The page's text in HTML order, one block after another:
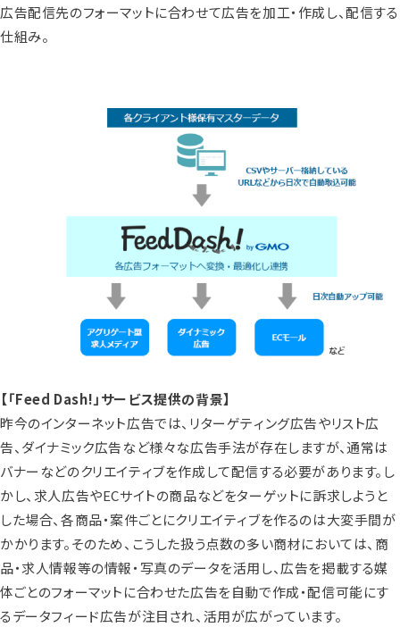
広告配信先のフォーマットに合わせて広告を加工・作成し、配信する
仕組み。
【「Feed Dash!」サービス提供の背景】
昨今のインターネット広告では、リターゲティング広告やリスト広
告、ダイナミック広告など様々な広告手法が存在しますが、通常は
バナーなどのクリエイティブを作成して配信する必要があります。し
かし、求人広告やECサイトの商品などをターゲットに訴求しようと
した場合、各商品・案件ごとにクリエイティブを作るのは大変手間が
かかります。そのため、こうした扱う点数の多い商材においては、商
品・求人情報等の情報・写真のデータを活用し、広告を掲載する媒
体ごとのフォーマットに合わせた広告を自動で作成・配信可能にす
るデータフィード広告が注目され、活用が広がっています。